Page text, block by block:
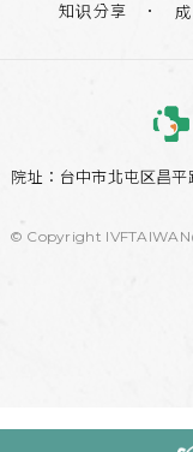
知识分享
院址： 台中市北屯区昌
© Copyright